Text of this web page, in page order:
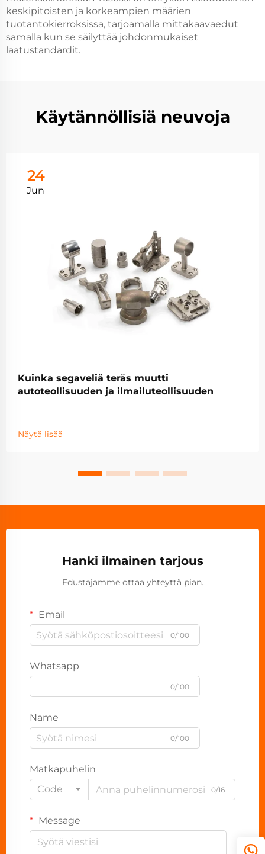
keskipitoisten ja korkeampien määrien
tuotantokierroksissa, tarjoamalla mittakaavaedut
samalla kun se säilyttää johdonmukaiset
laatustandardit.
Käytännöllisiä neuvoja
24
Jun
Kuinka segaveliä teräs muutti
autoteollisuuden ja ilmailuteollisuuden
Näytä lisää
Hanki ilmainen tarjous
Edustajamme ottaa yhteyttä pian.
Email
0/100
Whatsapp
0/100
Name
0/100
Matkapuhelin
Code
0/16
Message